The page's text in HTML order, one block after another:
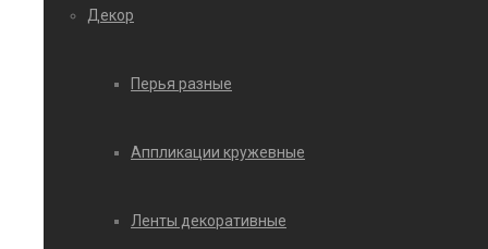
Декор
Перья разные
Аппликации кружевные
Ленты декоративные